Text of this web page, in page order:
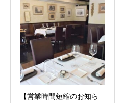
【営業時間短縮のお知ら